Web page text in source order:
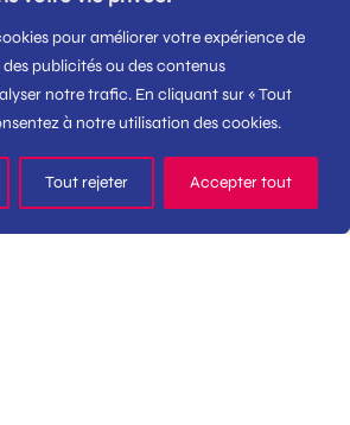
pour améliorer votre expérience de
publicités ou des contenus
notre trafic. En cliquant sur « Tout
à notre utilisation des cookies.
Tout rejeter Accepter tout